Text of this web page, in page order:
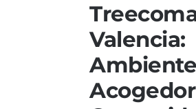
Valencia:
Ambiente